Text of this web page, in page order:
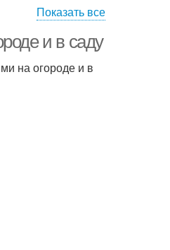
Показать все
и в саду
на огороде и в